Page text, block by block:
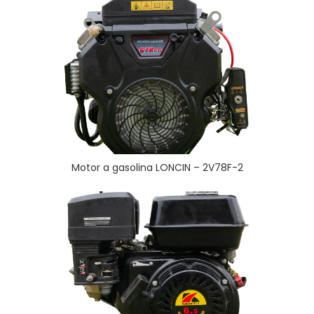
Motor a gasolina LONCIN – 2V78F-2